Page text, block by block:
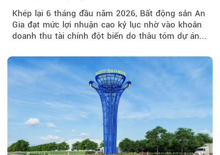
Khép lại 6 tháng đầu năm 2026, Bất động sản An
Gia đạt mức lợi nhuận cao kỷ lục nhờ vào khoản
doanh thu tài chính đột biến do thâu tóm dự án...